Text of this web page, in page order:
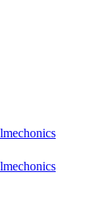
mechonics
mechonics